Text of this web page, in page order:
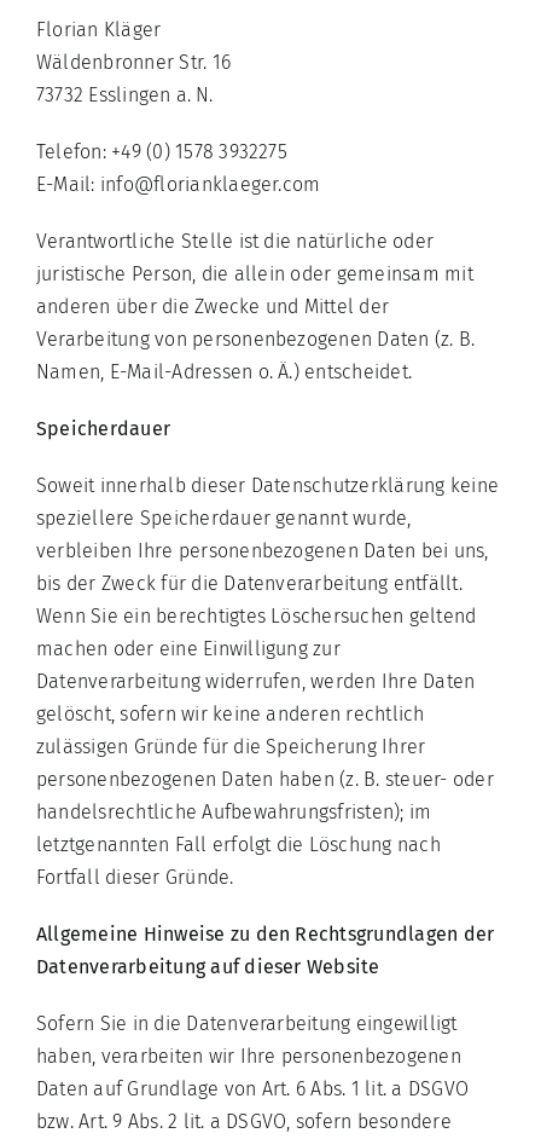
Florian Kläger
Wäldenbronner Str. 16
73732 Esslingen a. N.
Telefon: +49 (0) 1578 3932275
E-Mail: info@florianklaeger.com
Verantwortliche Stelle ist die natürliche oder
juristische Person, die allein oder gemeinsam mit
anderen über die Zwecke und Mittel der
Verarbeitung von personenbezogenen Daten (z. B.
Namen, E-Mail-Adressen o. Ä.) entscheidet.
Speicherdauer
Soweit innerhalb dieser Datenschutzerklärung keine
speziellere Speicherdauer genannt wurde,
verbleiben Ihre personenbezogenen Daten bei uns,
bis der Zweck für die Datenverarbeitung entfällt.
Wenn Sie ein berechtigtes Löschersuchen geltend
machen oder eine Einwilligung zur
Datenverarbeitung widerrufen, werden Ihre Daten
gelöscht, sofern wir keine anderen rechtlich
zulässigen Gründe für die Speicherung Ihrer
personenbezogenen Daten haben (z. B. steuer- oder
handelsrechtliche Aufbewahrungsfristen); im
letztgenannten Fall erfolgt die Löschung nach
Fortfall dieser Gründe.
Allgemeine Hinweise zu den Rechtsgrundlagen der
Datenverarbeitung auf dieser Website
Sofern Sie in die Datenverarbeitung eingewilligt
haben, verarbeiten wir Ihre personenbezogenen
Daten auf Grundlage von Art. 6 Abs. 1 lit. a DSGVO
bzw. Art. 9 Abs. 2 lit. a DSGVO, sofern besondere